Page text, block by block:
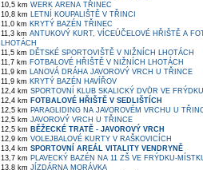
10,5 km WERK ARENA TŘINEC
10,8 km LETNÍ KOUPALIŠTĚ V TŘINCI
11,0 km KRYTÝ BAZÉN TŘINEC
11,3 km ANTUKOVÝ KURT, VÍCEÚČELOVÉ HŘIŠTĚ A
LHOTÁCH
11,5 km DĚTSKÉ SPORTOVIŠTĚ V NIŽNÍCH LHOTÁCH
11,7 km FOTBALOVÉ HŘIŠTĚ V NIŽNÍCH LHOTÁCH
11,9 km LANOVÁ DRÁHA JAVOROVÝ VRCH U TŘINCE
11,9 km KRYTÝ BAZÉN HAVÍŘOV
12,4 km SPORTOVNÍ KLUB SKALICKÝ DVŮR VE
12,4 km FOTBALOVÉ HŘIŠTĚ V SEDLIŠTÍCH
12,5 km PARAGLIDING NA JAVOROVÉM VRCHU U
12,5 km JAVOROVÝ VRCH U TŘINCE
12,5 km BĚŽECKÉ TRATĚ - JAVOROVÝ VRCH
12,9 km VOLEJBALOVÉ KURTY V RAŠKOVICÍCH
13,4 km SPORTOVNÍ AREÁL VITALITY VENDRYNĚ
13,7 km PLAVECKÝ BAZÉN NA 11 ZŠ VE FRÝDKU-
13,8 km JÍZDÁRNA MORÁVKA